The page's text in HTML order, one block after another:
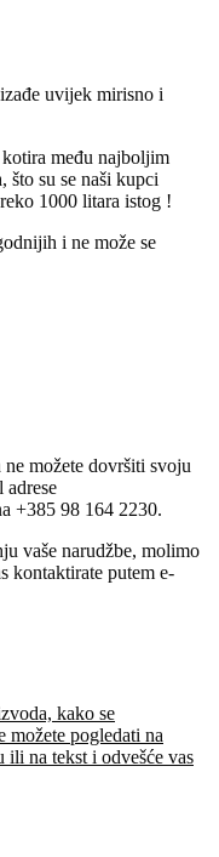
uvijek mirisno i
među najboljim
što su se naši kupci
1000 litara istog !
i ne može se
možete dovršiti svoju
adrese
+385 98 164 2230.
vaše narudžbe, molimo
kontaktirate putem e-
kako se
pogledati na
ili na tekst i odvešće vas